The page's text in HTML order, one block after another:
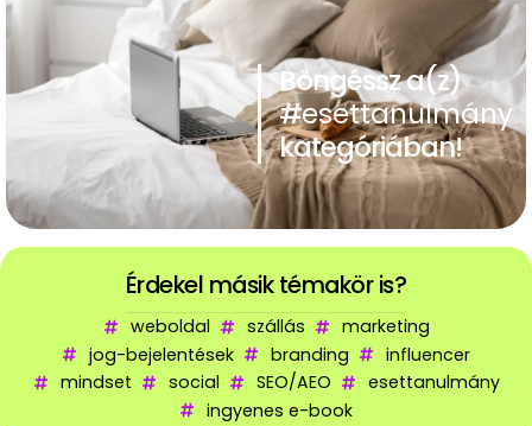
Böngéssz a(z)
#esettanulmány
kategóriában!
Érdekel másik témakör is?
weboldal szállás
marketing
jog-bejelentések
branding
influencer
mindset
social SEO/AEO
esettanulmány
ingyenes e-book